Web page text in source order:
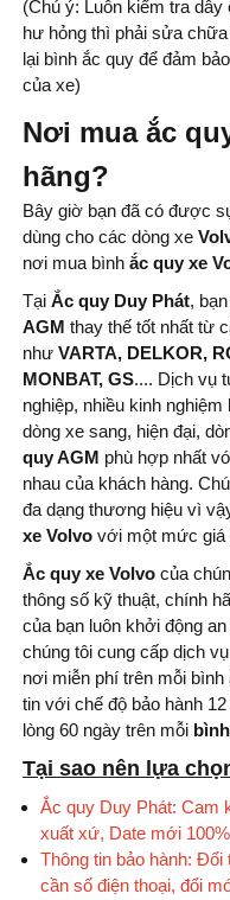
(Chú ý: Luôn kiểm tra
hư hỏng thì phải sửa
lại bình ắc quy để đảm
của xe)
Nơi mua ắc
hãng?
Bây giờ bạn đã có được
dùng cho các dòng xe
nơi mua bình ắc quy xe
Tại Ắc quy Duy Phát,
AGM thay thế tốt nhất từ
như VARTA, DELKOR,
MONBAT, GS.... Dịch vụ
nghiệp, nhiều kinh nghiệm
dòng xe sang, hiện đại,
quy AGM phù hợp nhất
nhau của khách hàng.
đa dạng thương hiệu vì
xe Volvo với một mức giá
Ắc quy xe Volvo của
thông số kỹ thuật, chính
của bạn luôn khởi động
chúng tôi cung cấp dịch
nơi miễn phí trên mỗi
tin với chế độ bảo hành
lòng 60 ngày trên mỗi bình
Tại sao nên lựa
Ắc quy Duy Phát: Cam
xuất xứ, Date mới 100%
Thông tin bảo hành:
cần số điện thoại, đổi